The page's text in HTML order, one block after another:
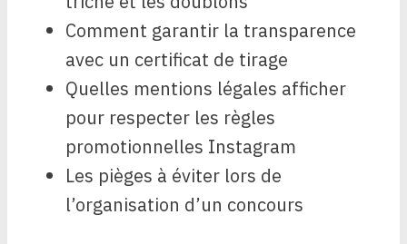
Comment garantir la transparence
avec un certificat de tirage
Quelles mentions légales afficher
pour respecter les règles
promotionnelles Instagram
Les pièges à éviter lors de
l’organisation d’un concours